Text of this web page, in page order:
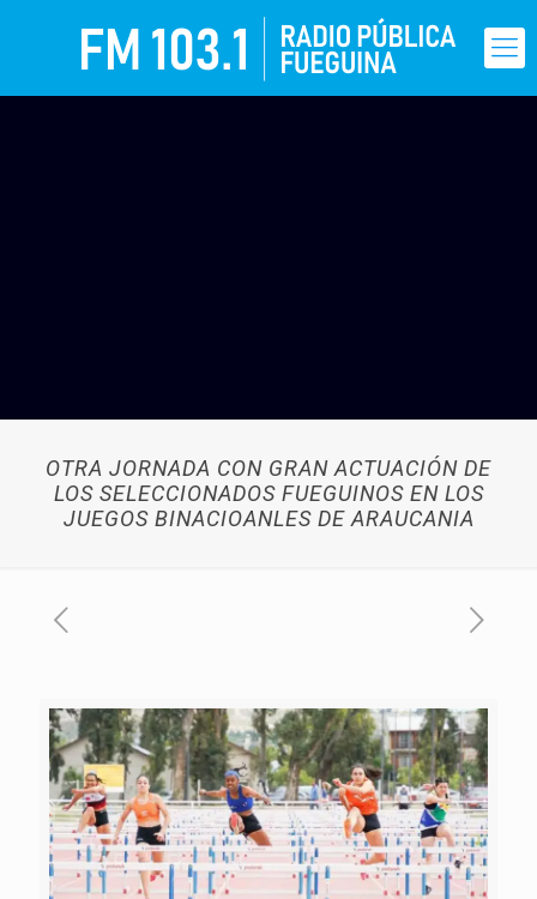
OTRA JORNADA CON GRAN ACTUACIÓN DE
LOS SELECCIONADOS FUEGUINOS EN LOS
JUEGOS BINACIOANLES DE ARAUCANIA